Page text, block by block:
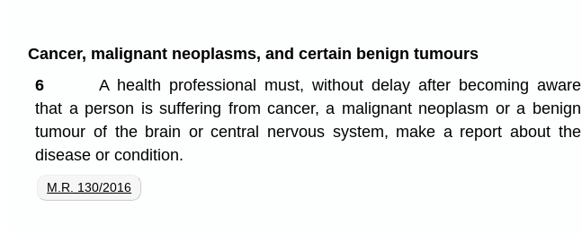
Cancer, malignant neoplasms, and certain benign tumours
6
A health professional must, without delay after becoming aware
that a person is suffering from cancer, a malignant neoplasm or a benign
tumour of the brain or central nervous system, make a report about the
disease or condition.
M.R. 130/2016